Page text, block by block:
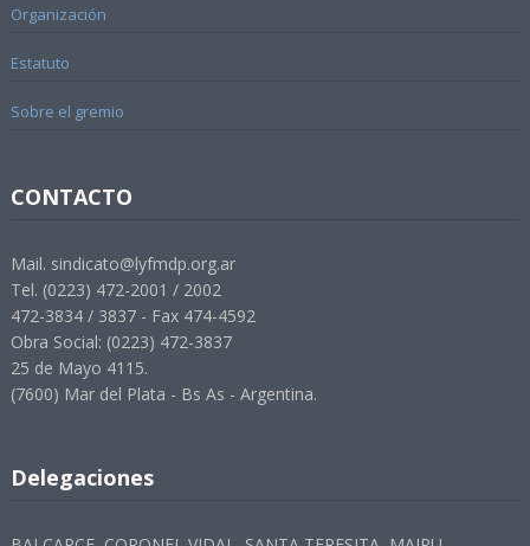
Organización
Estatuto
Sobre el gremio
CONTACTO
Mail. sindicato@lyfmdp.org.ar
Tel. (0223) 472-2001 / 2002
472-3834 / 3837 - Fax 474-4592
Obra Social: (0223) 472-3837
25 de Mayo 4115.
(7600) Mar del Plata - Bs As - Argentina.
Delegaciones